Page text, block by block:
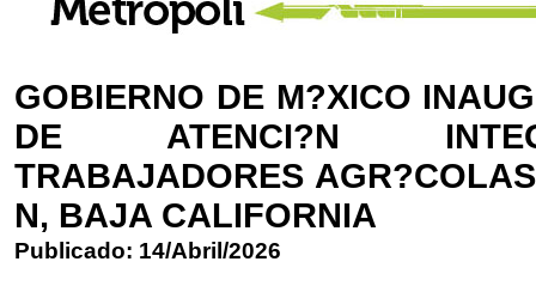
GOBIERNO DE M?XICO
DE ATENCI?N
TRABAJADORES
N, BAJA CALIFORNIA
Publicado: 14/Abril/2026